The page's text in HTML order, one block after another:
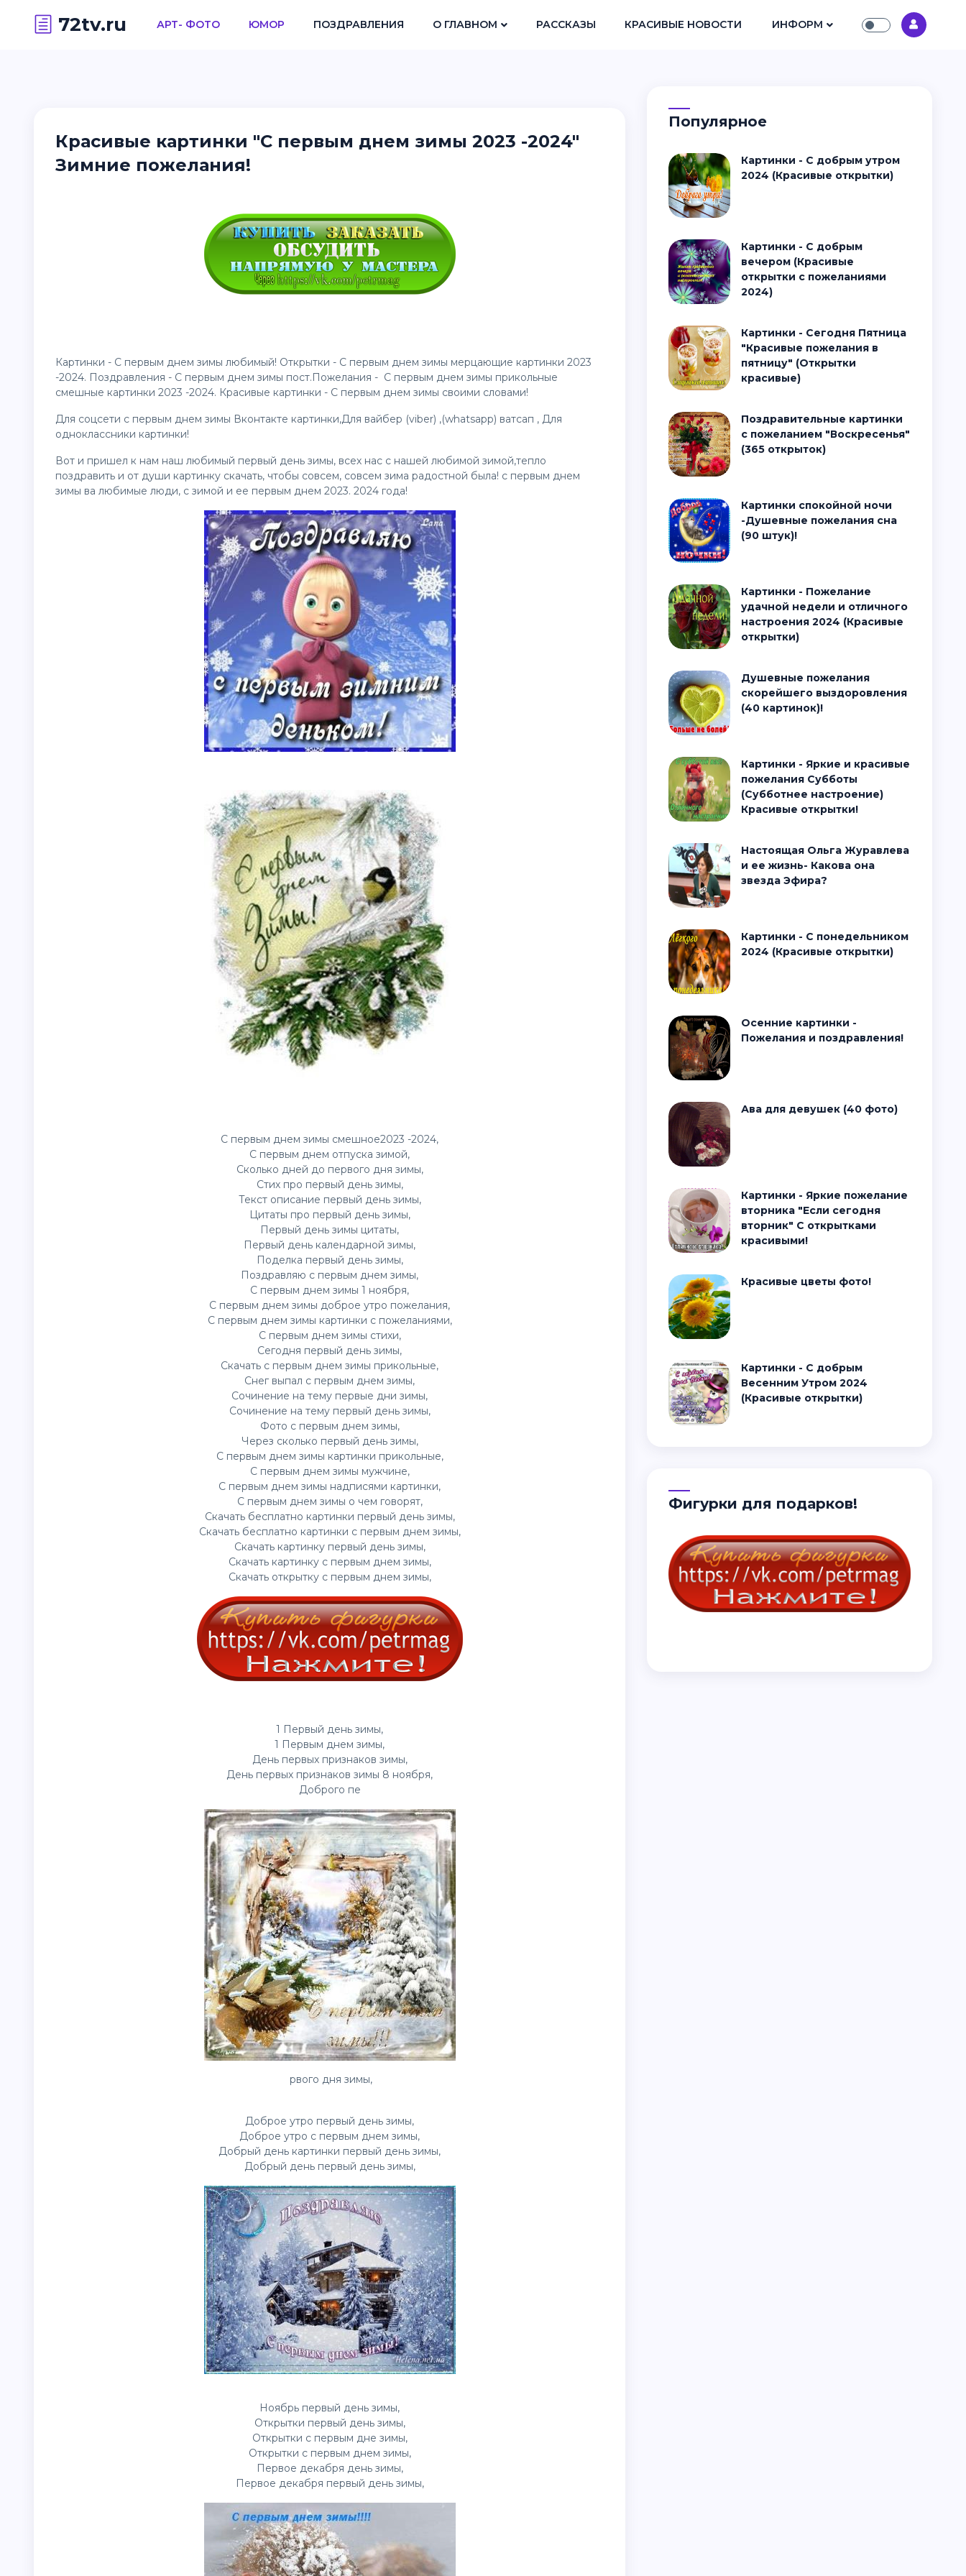
72tv.ru АРТ- ФОТО ЮМОР ПОЗДРАВЛЕНИЯ О ГЛАВНОМ РАССКАЗЫ КРАСИВЫЕ НОВОСТИ ИНФОРМ
Красивые картинки "С первым днем зимы 2023 -2024"
Зимние пожелания!
Картинки - С первым днем зимы любимый! Открытки - С первым днем зимы мерцающие картинки 2023
-2024. Поздравления - С первым днем зимы пост.Пожелания - С первым днем зимы прикольные
смешные картинки 2023 -2024. Красивые картинки - С первым днем зимы своими словами!
Для соцсети с первым днем зимы Вконтакте картинки,Для вайбер (viber) ,(whatsapp) ватсап , Для
одноклассники картинки!
Вот и пришел к нам наш любимый первый день зимы, всех нас с нашей любимой зимой,тепло
поздравить и от души картинку скачать, чтобы совсем, совсем зима радостной была! с первым днем
зимы ва любимые люди, с зимой и ее первым днем 2023. 2024 года!
С первым днем зимы смешное2023 -2024,
С первым днем отпуска зимой,
Сколько дней до первого дня зимы,
Стих про первый день зимы,
Текст описание первый день зимы,
Цитаты про первый день зимы,
Первый день зимы цитаты,
Первый день календарной зимы,
Поделка первый день зимы,
Поздравляю с первым днем зимы,
С первым днем зимы 1 ноября,
С первым днем зимы доброе утро пожелания,
С первым днем зимы картинки с пожеланиями,
С первым днем зимы стихи,
Сегодня первый день зимы,
Скачать с первым днем зимы прикольные,
Снег выпал с первым днем зимы,
Сочинение на тему первые дни зимы,
Сочинение на тему первый день зимы,
Фото с первым днем зимы,
Через сколько первый день зимы,
С первым днем зимы картинки прикольные,
С первым днем зимы мужчине,
С первым днем зимы надписями картинки,
С первым днем зимы о чем говорят,
Скачать бесплатно картинки первый день зимы,
Скачать бесплатно картинки с первым днем зимы,
Скачать картинку первый день зимы,
Скачать картинку с первым днем зимы,
Скачать открытку с первым днем зимы,
1 Первый день зимы,
1 Первым днем зимы,
День первых признаков зимы,
День первых признаков зимы 8 ноября,
Доброго пе
рвого дня зимы,
Доброе утро первый день зимы,
Доброе утро с первым днем зимы,
Добрый день картинки первый день зимы,
Добрый день первый день зимы,
Ноябрь первый день зимы,
Открытки первый день зимы,
Открытки с первым дне зимы,
Открытки с первым днем зимы,
Первое декабря день зимы,
Первое декабря первый день зимы,
Популярное
Картинки - С добрым утром
2024 (Красивые открытки)
Картинки - С добрым
вечером (Красивые
открытки с пожеланиями
2024)
Картинки - Сегодня Пятница
"Красивые пожелания в
пятницу" (Открытки
красивые)
Поздравительные картинки
с пожеланием "Воскресенья"
(365 открыток)
Картинки спокойной ночи
-Душевные пожелания сна
(90 штук)!
Картинки - Пожелание
удачной недели и отличного
настроения 2024 (Красивые
открытки)
Душевные пожелания
скорейшего выздоровления
(40 картинок)!
Картинки - Яркие и красивые
пожелания Субботы
(Субботнее настроение)
Красивые открытки!
Настоящая Ольга Журавлева
и ее жизнь- Какова она
звезда Эфира?
Картинки - С понедельником
2024 (Красивые открытки)
Осенние картинки -
Пожелания и поздравления!
Ава для девушек (40 фото)
Картинки - Яркие пожелание
вторника "Если сегодня
вторник" С открытками
красивыми!
Красивые цветы фото!
Картинки - С добрым
Весенним Утром 2024
(Красивые открытки)
Фигурки для подарков!